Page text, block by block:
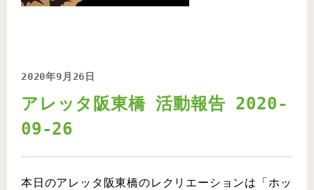
2020年9月26日
アレッタ阪東橋 活動報告 2020-
09-26
本日のアレッタ阪東橋のレクリエーションは「ホッ